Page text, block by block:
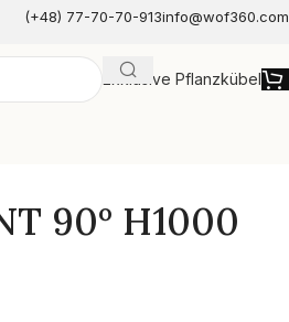
(+48) 77-70-70-913info@wof360.com
Exklusive Pflanzkübel
90º H1000